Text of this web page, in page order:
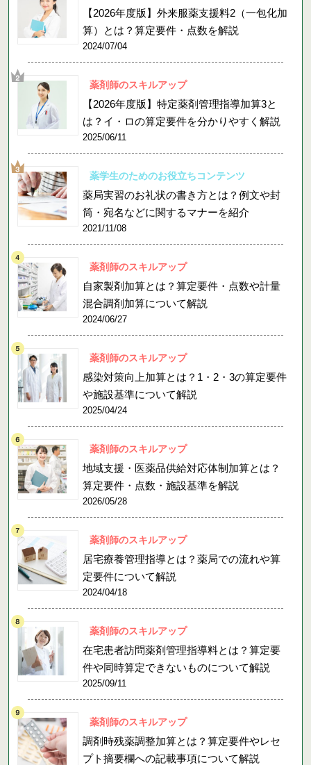
【2026年度版】外来服薬支援料2（一包化加
算）とは？算定要件・点数を解説
2024/07/04
薬剤師のスキルアップ
【2026年度版】特定薬剤管理指導加算3と
は？イ・ロの算定要件を分かりやすく解説
2025/06/11
薬学生のためのお役立ちコンテンツ
薬局実習のお礼状の書き方とは？例文や封
筒・宛名などに関するマナーを紹介
2021/11/08
薬剤師のスキルアップ
自家製剤加算とは？算定要件・点数や計量
混合調剤加算について解説
2024/06/27
薬剤師のスキルアップ
感染対策向上加算とは？1・2・3の算定要件
や施設基準について解説
2025/04/24
薬剤師のスキルアップ
地域支援・医薬品供給対応体制加算とは？
算定要件・点数・施設基準を解説
2026/05/28
薬剤師のスキルアップ
居宅療養管理指導とは？薬局での流れや算
定要件について解説
2024/04/18
薬剤師のスキルアップ
在宅患者訪問薬剤管理指導料とは？算定要
件や同時算定できないものについて解説
2025/09/11
薬剤師のスキルアップ
調剤時残薬調整加算とは？算定要件やレセ
プト摘要欄への記載事項について解説